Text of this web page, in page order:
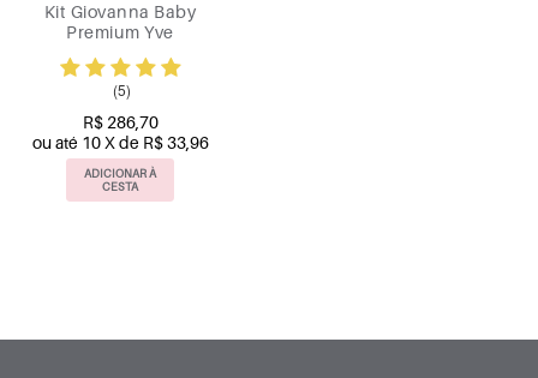
Kit Giovanna Baby
Premium Yve
(5)
R$ 286,70
ou até 10 X de R$ 33,96
ADICIONAR À
CESTA